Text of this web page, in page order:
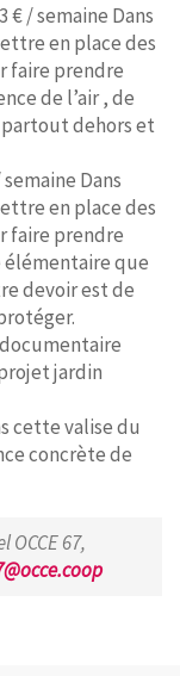
3 € / semaine Dans
en place des
faire prendre
de l’air , de
partout dehors et
semaine Dans
en place des
faire prendre
élémentaire que
devoir est de
jardin
cette valise du
concrète de
67,